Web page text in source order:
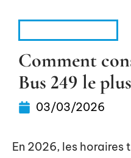
Comment
Bus 249 le
03/03/2026
En 2026, les horaires